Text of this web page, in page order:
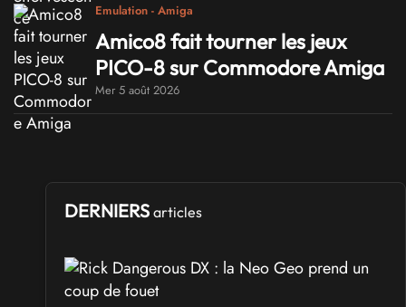
Emulation - Amiga
Amico8 fait tourner les jeux
PICO-8 sur Commodore Amiga
Mer 5 août 2026
DERNIERS articles